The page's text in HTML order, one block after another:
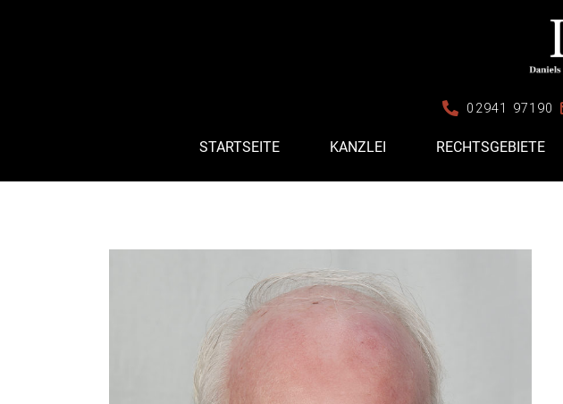
02941 97190
STARTSEITE KANZLEI RECHTSGEBIETE